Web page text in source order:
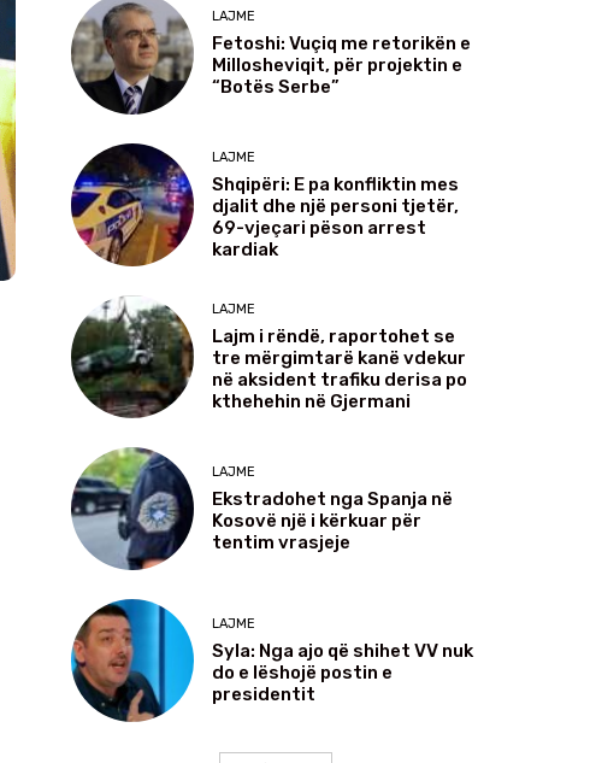
LAJME
Fetoshi: Vuçiq me retorikën e
Millosheviqit, për projektin e
“Botës Serbe”
LAJME
Shqipëri: E pa konfliktin mes
djalit dhe një personi tjetër,
69-vjeçari pëson arrest
kardiak
LAJME
Lajm i rëndë, raportohet se
tre mërgimtarë kanë vdekur
në aksident trafiku derisa po
kthehehin në Gjermani
LAJME
Ekstradohet nga Spanja në
Kosovë një i kërkuar për
tentim vrasjeje
LAJME
Syla: Nga ajo që shihet VV nuk
do e lëshojë postin e
presidentit